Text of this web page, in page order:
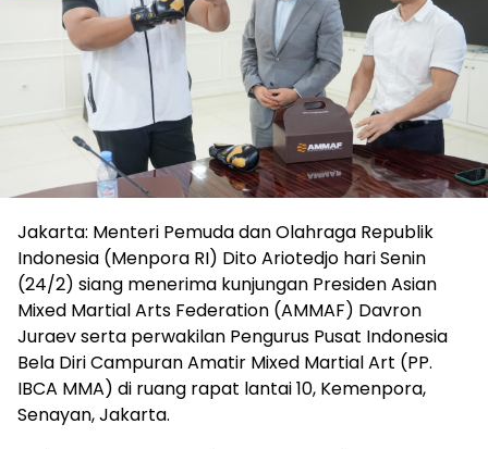
Jakarta: Menteri Pemuda dan Olahraga Republik
Indonesia (Menpora RI) Dito Ariotedjo hari Senin
(24/2) siang menerima kunjungan Presiden Asian
Mixed Martial Arts Federation (AMMAF) Davron
Juraev serta perwakilan Pengurus Pusat Indonesia
Bela Diri Campuran Amatir Mixed Martial Art (PP.
IBCA MMA) di ruang rapat lantai 10, Kemenpora,
Senayan, Jakarta.